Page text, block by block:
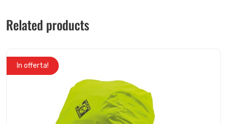
Related products
In offerta!